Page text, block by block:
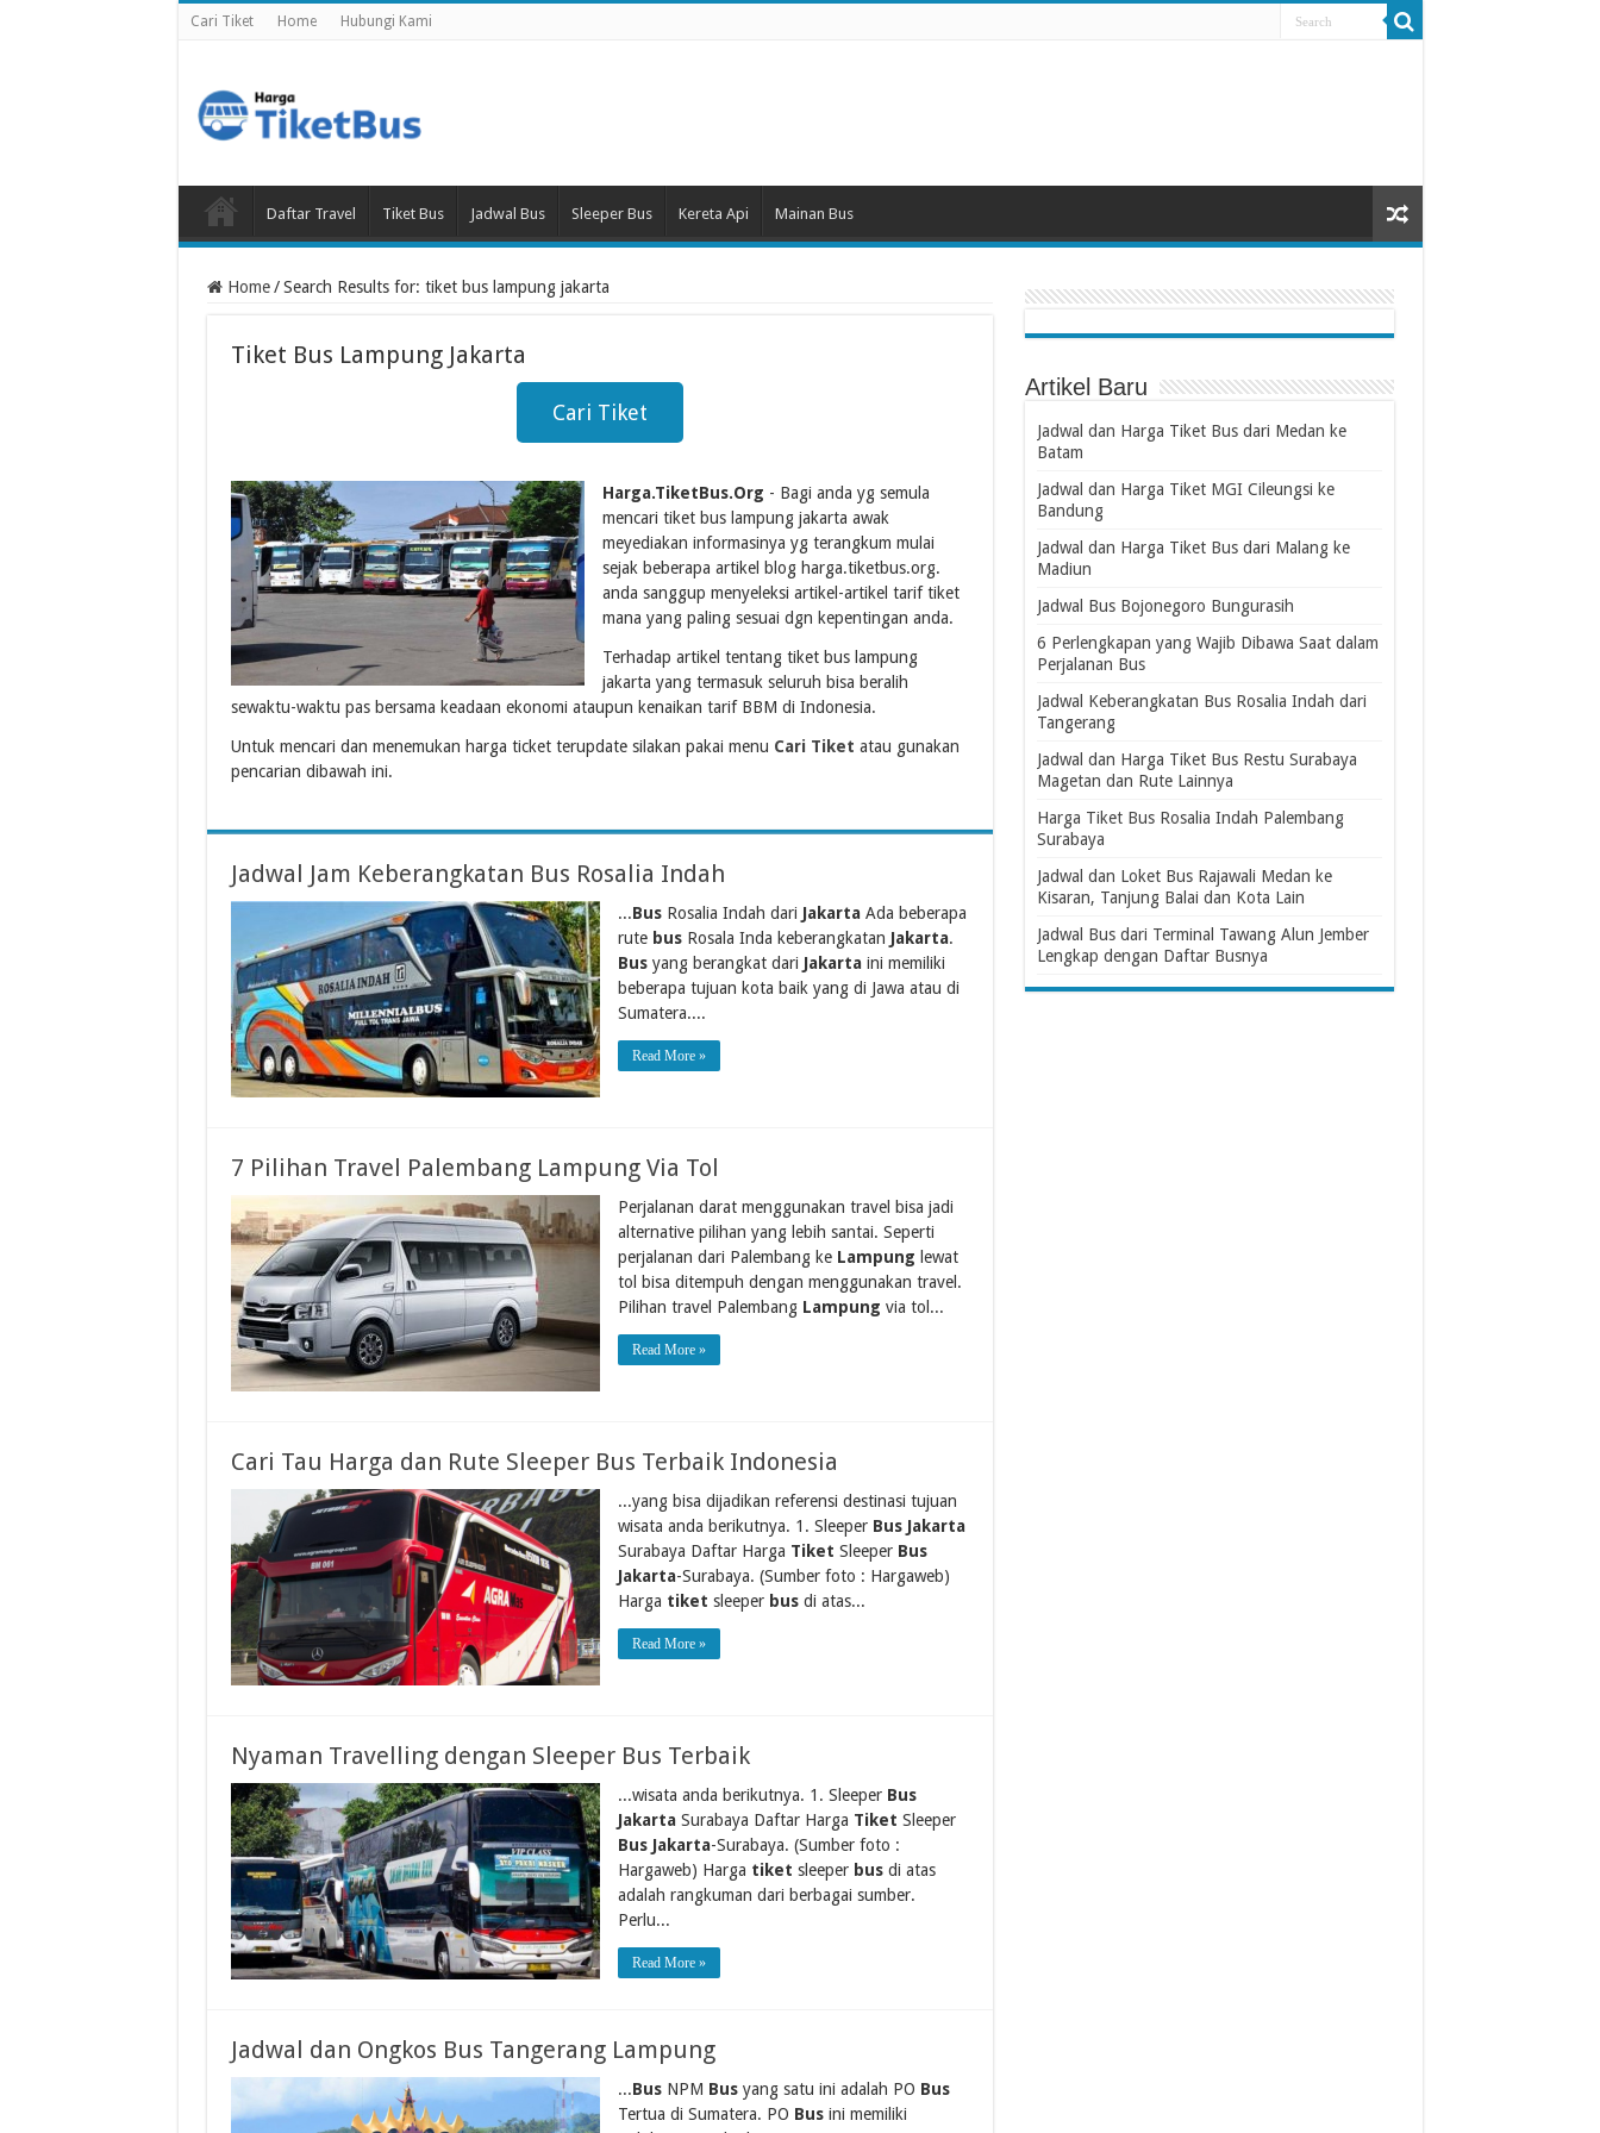
Cari Tiket Home Hubungi Kami
Daftar Travel Tiket Bus Jadwal Bus Sleeper Bus Kereta Api Mainan Bus
Home / Search Results for: tiket bus lampung jakarta
Tiket Bus Lampung Jakarta
Cari Tiket
Harga.TiketBus.Org - Bagi anda yg semula
mencari tiket bus lampung jakarta awak
meyediakan informasinya yg terangkum mulai
sejak beberapa artikel blog harga.tiketbus.org.
anda sanggup menyeleksi artikel-artikel tarif tiket
mana yang paling sesuai dgn kepentingan anda.
Terhadap artikel tentang tiket bus lampung
jakarta yang termasuk seluruh bisa beralih
sewaktu-waktu pas bersama keadaan ekonomi ataupun kenaikan tarif BBM di Indonesia.
Untuk mencari dan menemukan harga ticket terupdate silakan pakai menu Cari Tiket atau gunakan
pencarian dibawah ini.
Jadwal Jam Keberangkatan Bus Rosalia Indah
...BusRosalia Indah dari JakartaAda beberapa
rute busRosala Inda keberangkatan Jakarta.
Busyang berangkat dari Jakartaini memiliki
beberapa tujuan kota baik yang di Jawa atau di
Sumatera....
Read More »
7 Pilihan Travel Palembang Lampung Via Tol
Perjalanan darat menggunakan travel bisa jadi
alternative pilihan yang lebih santai. Seperti
perjalanan dari Palembang ke Lampung lewat
tol bisa ditempuh dengan menggunakan travel.
Pilihan travel Palembang Lampung via tol...
Read More »
Cari Tau Harga dan Rute Sleeper Bus Terbaik Indonesia
...yang bisa dijadikan referensi destinasi tujuan
wisata anda berikutnya. 1. Sleeper Bus Jakarta
Surabaya Daftar Harga Tiket Sleeper Bus
Jakarta-Surabaya. (Sumber foto : Hargaweb)
Harga tiket sleeper busdi atas...
Read More »
Nyaman Travelling dengan Sleeper Bus Terbaik
...wisata anda berikutnya. 1. Sleeper Bus
JakartaSurabaya Daftar Harga Tiket Sleeper
Bus Jakarta-Surabaya. (Sumber foto :
Hargaweb) Harga tiket sleeper busdi atas
adalah rangkuman dari berbagai sumber.
Perlu...
Read More »
Jadwal dan Ongkos Bus Tangerang Lampung
...BusNPM Busyang satu ini adalah PO Bus
Tertua di Sumatera. PO Busini memiliki
Artikel Baru
Jadwal dan Harga Tiket Bus dari Medan ke
Batam
Jadwal dan Harga Tiket MGI Cileungsi ke
Bandung
Jadwal dan Harga Tiket Bus dari Malang ke
Madiun
Jadwal Bus Bojonegoro Bungurasih
6 Perlengkapan yang Wajib Dibawa Saat dalam
Perjalanan Bus
Jadwal Keberangkatan Bus Rosalia Indah dari
Tangerang
Jadwal dan Harga Tiket Bus Restu Surabaya
Magetan dan Rute Lainnya
Harga Tiket Bus Rosalia Indah Palembang
Surabaya
Jadwal dan Loket Bus Rajawali Medan ke
Kisaran, Tanjung Balai dan Kota Lain
Jadwal Bus dari Terminal Tawang Alun Jember
Lengkap dengan Daftar Busnya